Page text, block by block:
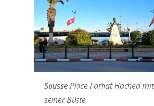
SoussePlace Farhat Hached mit
seiner Büste